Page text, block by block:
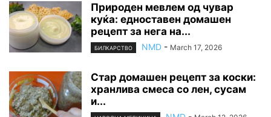
Природен мевлем од чувар
куќа: едноставен домашен
рецепт за нега на...
БИЛКАРСТВО NMD - March 17, 2026
Стар домашен рецепт за коски:
хранлива смеса со лен, сусам
и...